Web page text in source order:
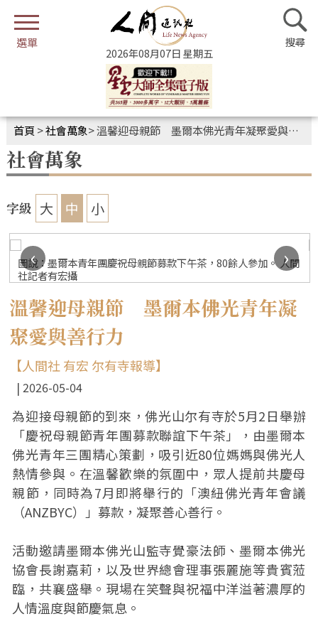
2026年08月07日 星期五
首頁 >社會萬象>溫馨迎母親節 墨爾本佛光青年凝聚愛與善行力
社會萬象
字級 大 中 小
圖說：墨爾本青年團慶祝母親節募款下午茶，80餘人參加。 人間
社記者有宏攝
‹
›
溫馨迎母親節 墨爾本佛光青年凝
聚愛與善行力
【人間社 有宏 尔有寺報導】
2026-05-04
為迎接母親節的到來，佛光山尔有寺於5月2日舉辦
「慶祝母親節青年團募款聯誼下午茶」，由墨爾本
佛光青年三團精心策劃，吸引近80位媽媽與佛光人
熱情參與。在溫馨歡樂的氛圍中，眾人提前共慶母
親節，同時為7月即將舉行的「澳紐佛光青年會議
（ANZBYC）」募款，凝聚善心善行。
活動邀請墨爾本佛光山監寺覺豪法師、墨爾本佛光
協會長謝嘉莉，以及世界總會理事張麗施等貴賓蒞
臨，共襄盛舉。現場在笑聲與祝福中洋溢著濃厚的
人情溫度與節慶氣息。